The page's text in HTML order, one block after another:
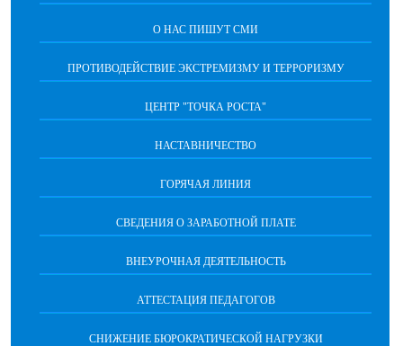
О НАС ПИШУТ СМИ
ПРОТИВОДЕЙСТВИЕ ЭКСТРЕМИЗМУ И ТЕРРОРИЗМУ
ЦЕНТР "ТОЧКА РОСТА"
НАСТАВНИЧЕСТВО
ГОРЯЧАЯ ЛИНИЯ
СВЕДЕНИЯ О ЗАРАБОТНОЙ ПЛАТЕ
ВНЕУРОЧНАЯ ДЕЯТЕЛЬНОСТЬ
АТТЕСТАЦИЯ ПЕДАГОГОВ
СНИЖЕНИЕ БЮРОКРАТИЧЕСКОЙ НАГРУЗКИ